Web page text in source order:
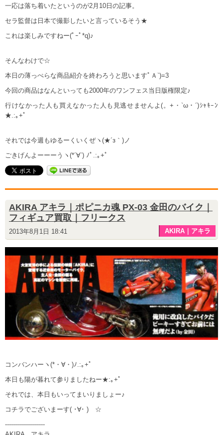
一応は落ち着いたというのが2月10日の記事。
セラ監督は日本で撮影したいと言っているそう★
これは楽しみですねー(ﾟｰﾟ*q)♪
そんなわけで☆
本日の薄っぺらな商品紹介を終わろうと思いますﾟＡ`)=3
今回の商品はなんといっても2000年のワンフェス当日版権限定♪
行けなかった人も買えなかった人も見逃せませんよ(。+・`ω・´)ｼｬｷｰﾝ
★.:｡+ﾟ
それでは今週もゆるーくいくぜヽ(★´з｀)ノ
ごきげんよーーーうヽ(*´∀`) ﾉﾟ.:｡+ﾟ
AKIRA アキラ｜ポピニカ魂 PX-03 金田のバイク｜
フィギュア買取｜フリークス
2013年8月1日 18:41 AKIRA｜アキラ
コンバンハーヽ(*・∀・)ﾉ.:｡+ﾟ
本日も陽が暮れて参りましたねー★:｡+ﾟ
それでは、本日もいってまいりましょー♪
コチラでございまーす( ･∀･ )ゞ☆
--------------------